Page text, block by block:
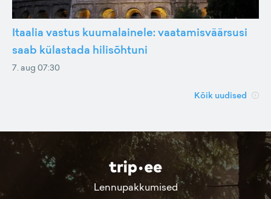
Itaalia vastus kuumalainele: vaatamisväärsusi
saab külastada hilisõhtuni
7. aug 07:30
Kõik uudised
Lennupakkumised